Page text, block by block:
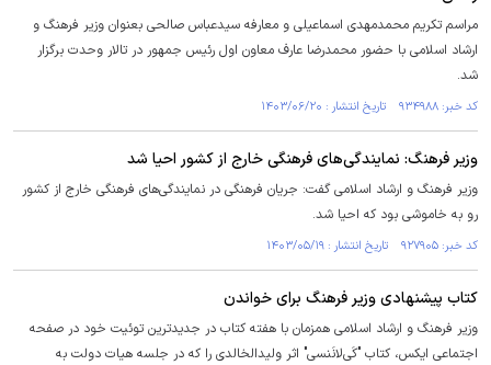
مراسم تکریم محمدمهدی اسماعیلی و معارفه سیدعباس صالحی بعنوان وزیر فرهنگ و
ارشاد اسلامی با حضور محمدرضا عارف معاون اول رئیس جمهور در تالار وحدت برگزار
شد.
کد خبر: ۹۳۴۹۸۸ تاریخ انتشار : ۱۴۰۳/۰۶/۲۰
وزیر فرهنگ: نمایندگی‌های فرهنگی خارج از کشور احیا شد
وزیر فرهنگ و ارشاد اسلامی گفت: جریان فرهنگی در نمایندگی‌های فرهنگی خارج از کشور
رو به خاموشی بود که احیا شد.
کد خبر: ۹۲۷۹۰۵ تاریخ انتشار : ۱۴۰۳/۰۵/۱۹
کتاب پیشنهادی وزیر فرهنگ برای خواندن
وزیر فرهنگ و ارشاد اسلامی همزمان با هفته کتاب در جدیدترین توئیت خود در صفحه
اجتماعی ایکس، کتاب "کَی‌لانَنسی" اثر ولیدالخالدی را که در جلسه هیات دولت به